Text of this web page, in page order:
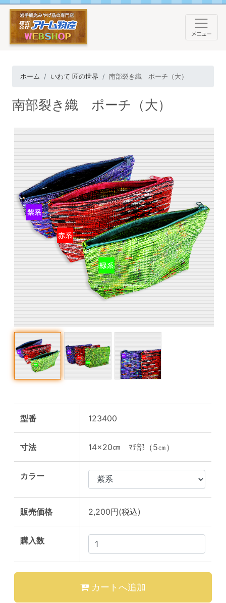
ホーム いわて 匠の世界 南部裂き織 ポーチ（大）
南部裂き織 ポーチ（大）
型番 123400
寸法 14×20㎝ ﾏﾁ部（5㎝）
カラー
販売価格 2,200円(税込)
購入数